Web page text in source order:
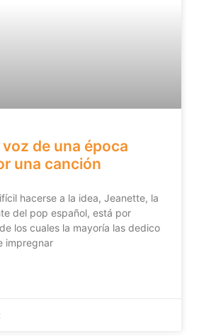
de una época
una canción
hacerse a la idea, Jeanette, la
del pop español, está por
los cuales la mayoría las dedico
impregnar